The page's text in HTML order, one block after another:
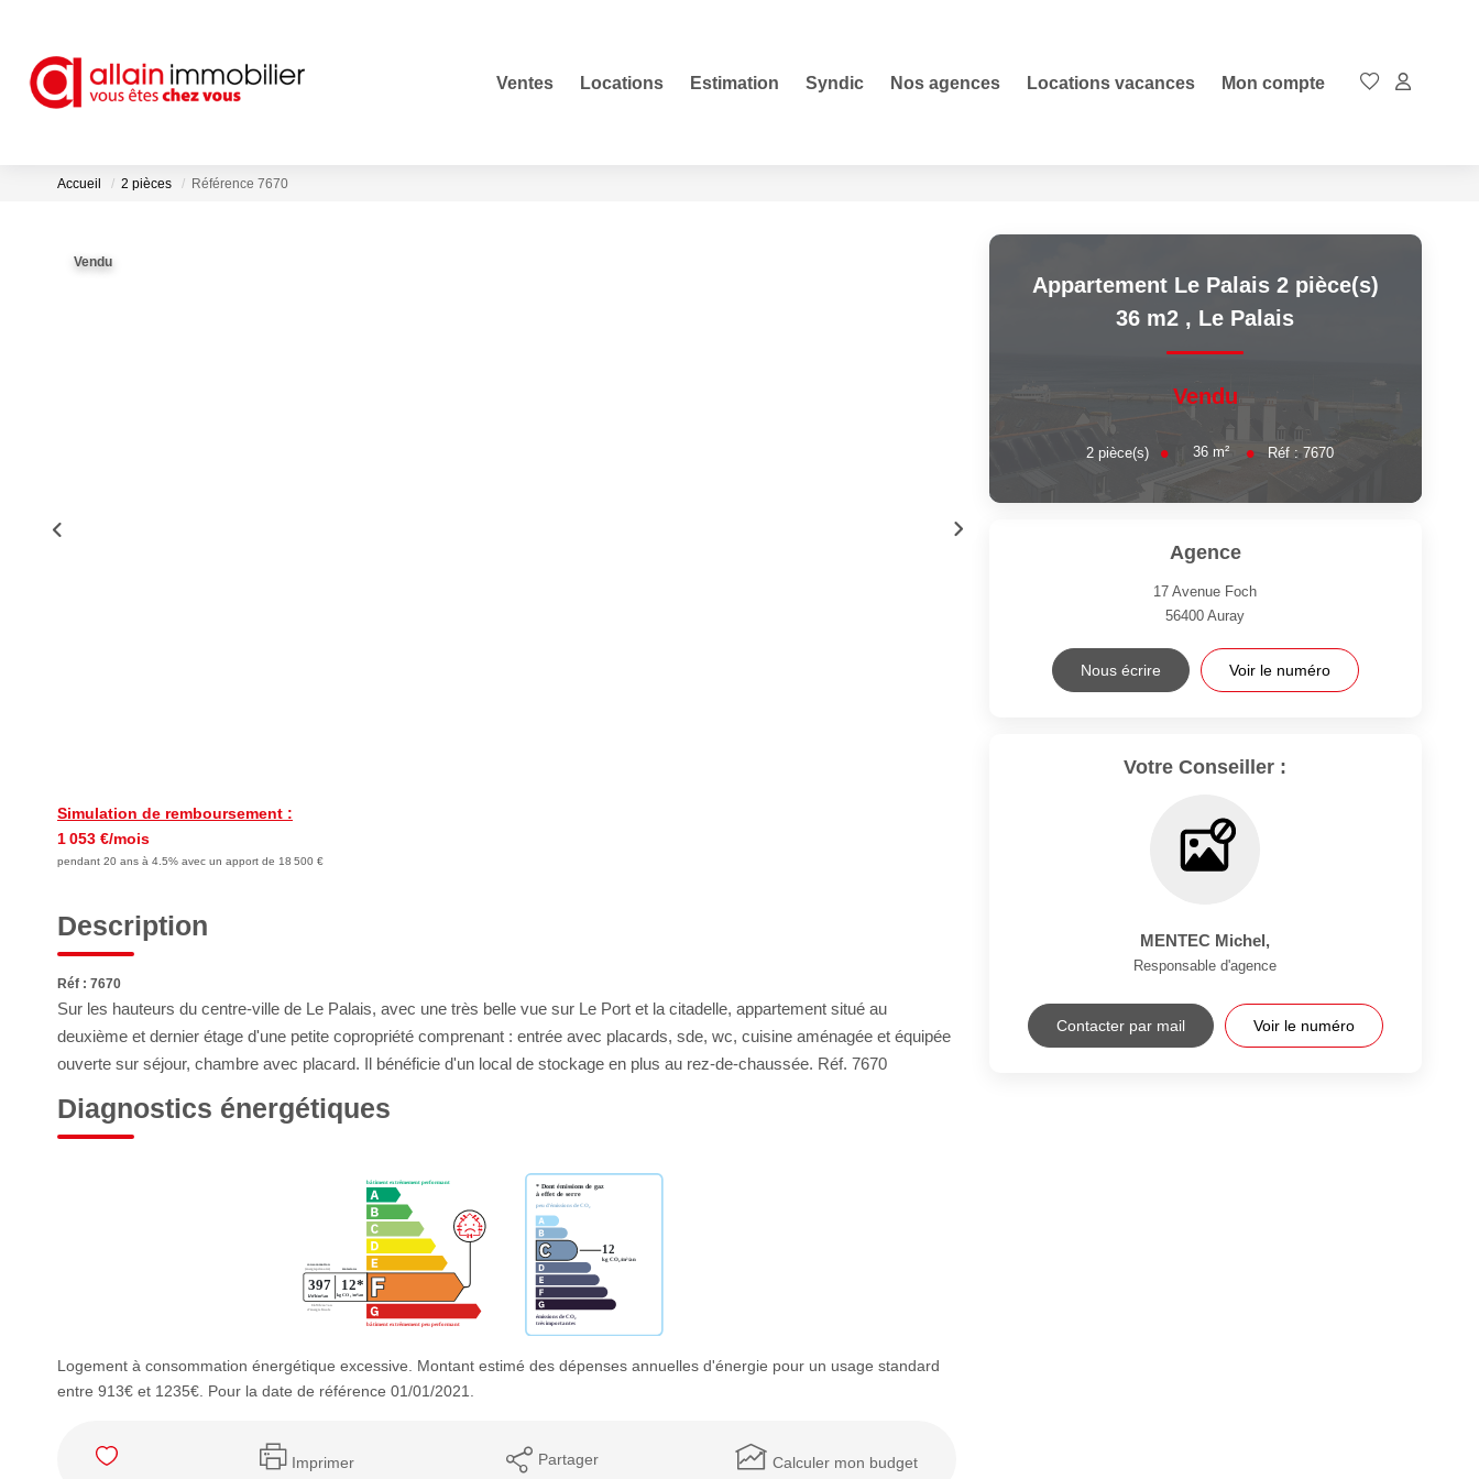
Ventes Locations Estimation Syndic Nos agences Locations vacances Mon compte
Accueil 2 pièces Référence 7670
Vendu
Simulation de remboursement :
1 053 €/mois
pendant 20 ans à 4.5% avec un apport de 18 500 €
Description
Réf : 7670
Sur les hauteurs du centre-ville de Le Palais, avec une très belle vue sur Le Port et la citadelle, appartement situé au
deuxième et dernier étage d'une petite copropriété comprenant : entrée avec placards, sde, wc, cuisine aménagée et équipée
ouverte sur séjour, chambre avec placard. Il bénéficie d'un local de stockage en plus au rez-de-chaussée. Réf. 7670
Diagnostics énergétiques
Logement à consommation énergétique excessive. Montant estimé des dépenses annuelles d'énergie pour un usage standard
entre 913€ et 1235€. Pour la date de référence 01/01/2021.
Imprimer Partager Calculer mon budget
Appartement Le Palais 2 pièce(s)
36 m2 , Le Palais
Vendu
2 pièce(s) 36 m² Réf :7670
Agence
17 Avenue Foch
56400Auray
Nous écrire Voir le numéro
Votre Conseiller :
MENTEC Michel,
Responsable d'agence
Contacter par mail Voir le numéro